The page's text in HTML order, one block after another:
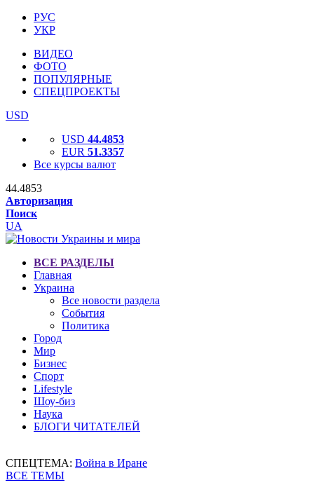
РУС
УКР
ВИДЕО
ФОТО
ПОПУЛЯРНЫЕ
СПЕЦПРОЕКТЫ
USD
USD 44.4853
EUR 51.3357
Все курсы валют
44.4853
Авторизация
Поиск
UA
ВСЕ РАЗДЕЛЫ
Главная
Украина
Все новости раздела
События
Политика
Город
Мир
Бизнес
Спорт
Lifestyle
Шоу-биз
Наука
БЛОГИ ЧИТАТЕЛЕЙ
СПЕЦТЕМА: Война в Иране
ВСЕ ТЕМЫ